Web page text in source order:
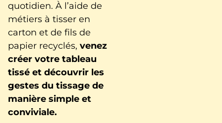
quotidien. À l’aide de
métiers à tisser en
carton et de fils de
papier recyclés, venez
créer votre tableau
tissé et découvrir les
gestes du tissage de
manière simple et
conviviale.